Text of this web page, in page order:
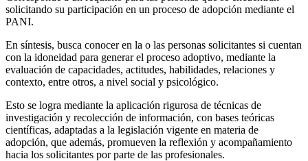
solicitando su participación en un proceso de adopción mediante el
PANI.
En síntesis, busca conocer en la o las personas solicitantes si cuentan
con la idoneidad para generar el proceso adoptivo, mediante la
evaluación de capacidades, actitudes, habilidades, relaciones y
contexto, entre otros, a nivel social y psicológico.
Esto se logra mediante la aplicación rigurosa de técnicas de
investigación y recolección de información, con bases teóricas
científicas, adaptadas a la legislación vigente en materia de
adopción, que además, promueven la reflexión y acompañamiento
hacia los solicitantes por parte de las profesionales.